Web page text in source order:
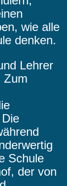
wie alle
denken.
Lehrer
Zum
Schule
der von